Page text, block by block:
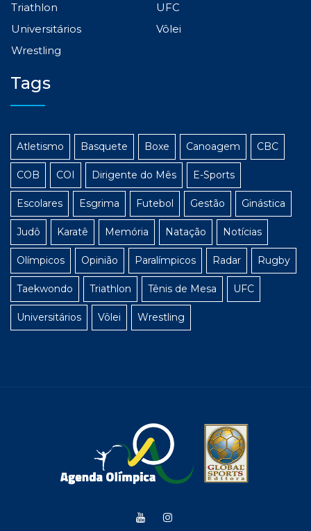
Triathlon
UFC
Universitários
Vôlei
Wrestling
Tags
Atletismo Basquete Boxe Canoagem CBC
COB COI Dirigente do Mês E-Sports
Escolares Esgrima Futebol Gestão Ginástica
Judô Karatê Memória Natação Notícias
Olímpicos Opinião Paralímpicos Radar Rugby
Taekwondo Triathlon Tênis de Mesa UFC
Universitários Vôlei Wrestling